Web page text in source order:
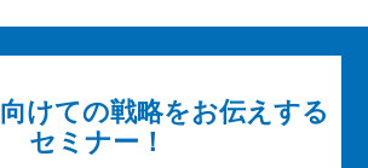
けての戦略をお伝えする
セミナー！